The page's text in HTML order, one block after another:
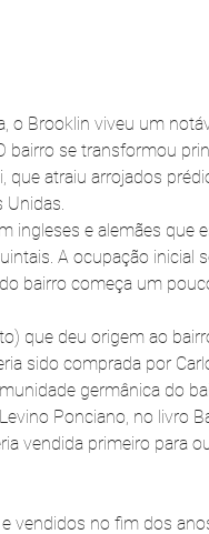
o Brooklin viveu um
bairro se transformou
que atraiu arrojados
Unidas.
ingleses e alemães que
A ocupação inicial
bairro começa um
que deu origem ao
sido comprada por
germânica do
Ponciano, no livro
vendida primeiro para
vendidos no fim dos